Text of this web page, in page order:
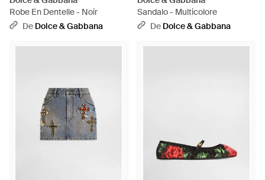
Robe En Dentelle - Noir
De Dolce & Gabbana
Sandalo - Multicolore
De Dolce & Gabbana